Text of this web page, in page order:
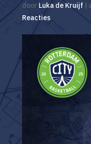
door Luka de Kruijf |
Reacties